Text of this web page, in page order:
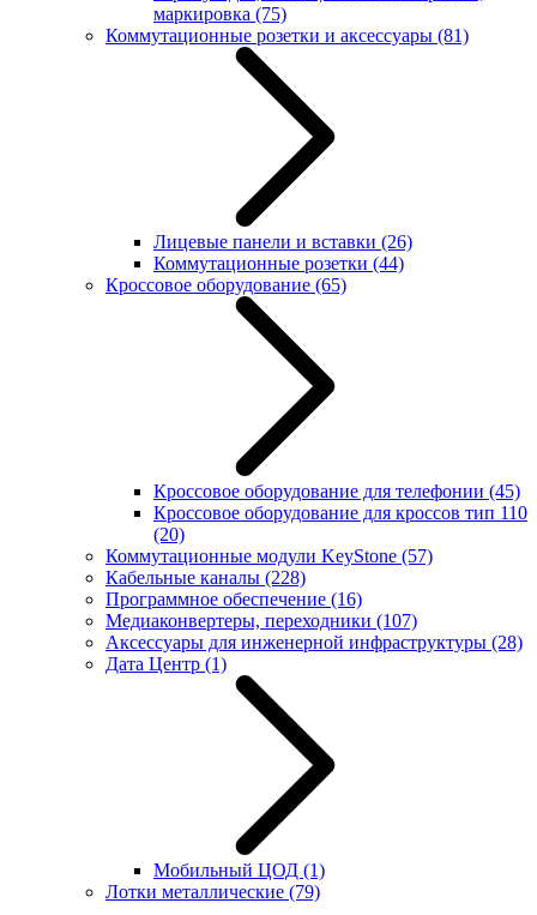
маркировка (75)
Коммутационные розетки и аксессуары (81)
Лицевые панели и вставки (26)
Коммутационные розетки (44)
Кроссовое оборудование (65)
Кроссовое оборудование для телефонии (45)
Кроссовое оборудование для кроссов тип 110
(20)
Коммутационные модули KeyStone (57)
Кабельные каналы (228)
Программное обеспечение (16)
Медиаконвертеры, переходники (107)
Аксессуары для инженерной инфраструктуры (28)
Дата Центр (1)
Мобильный ЦОД (1)
Лотки металлические (79)